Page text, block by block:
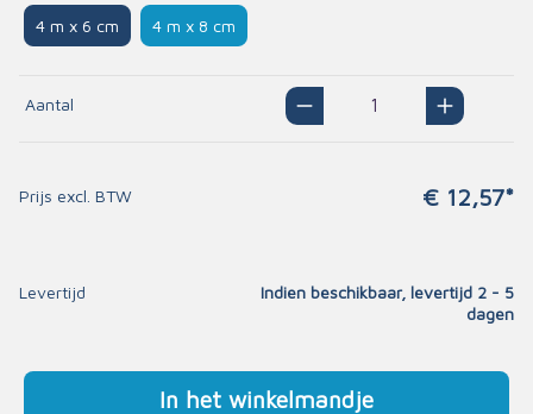
4 m x 6 cm 4 m x 8 cm
Aantal
Prijs excl. BTW € 12,57*
Levertijd
Indien beschikbaar, levertijd 2 - 5
dagen
In het winkelmandje